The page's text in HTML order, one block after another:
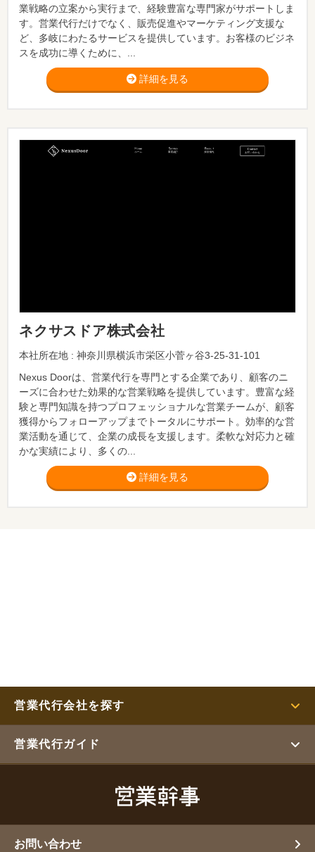
業戦略の立案から実行まで、経験豊富な専門家がサポートしま
す。営業代行だけでなく、販売促進やマーケティング支援な
ど、多岐にわたるサービスを提供しています。お客様のビジネ
スを成功に導くために、...
詳細を見る
ネクサスドア株式会社
本社所在地 : 神奈川県横浜市栄区小菅ヶ谷3-25-31-101
Nexus Doorは、営業代行を専門とする企業であり、顧客のニ
ーズに合わせた効果的な営業戦略を提供しています。豊富な経
験と専門知識を持つプロフェッショナルな営業チームが、顧客
獲得からフォローアップまでトータルにサポート。効率的な営
業活動を通じて、企業の成長を支援します。柔軟な対応力と確
かな実績により、多くの...
詳細を見る
営業代行会社を探す
営業代行ガイド
お問い合わせ